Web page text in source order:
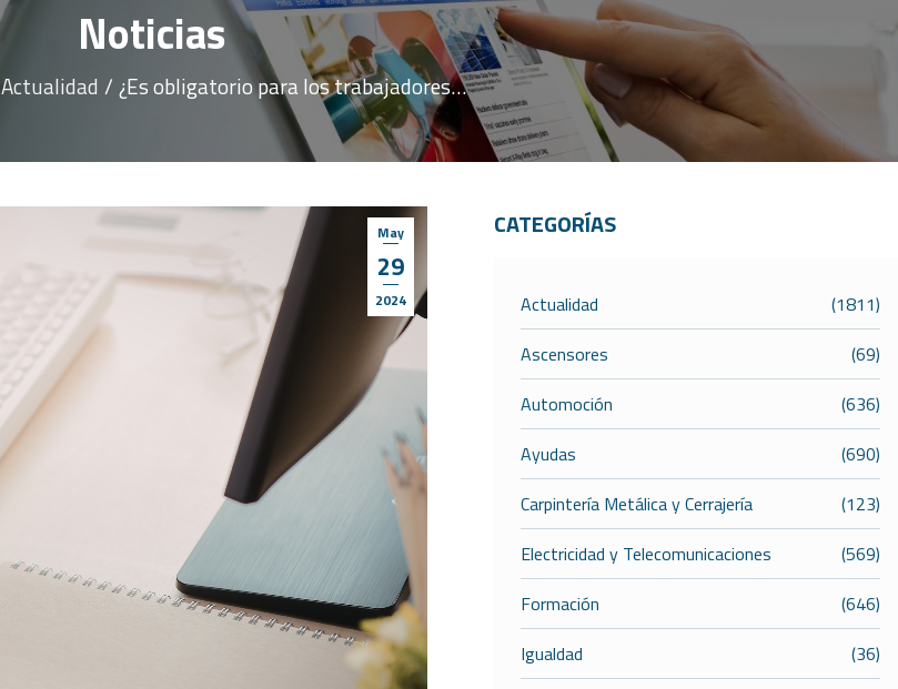
Noticias
Actualidad ¿Es obligatorio para los trabajadores…
May
29
2024
CATEGORÍAS
Actualidad
(1811)
Ascensores
(69)
Automoción
(636)
Ayudas
(690)
Carpintería Metálica y Cerrajería
(123)
Electricidad y Telecomunicaciones
(569)
Formación
(646)
Igualdad
(36)